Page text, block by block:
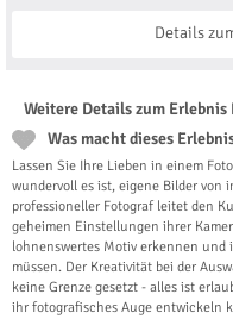
Details
Weitere Details zum
Was macht dieses
Lassen Sie Ihre Lieben in einem
wundervoll es ist, eigene Bilder von
professioneller Fotograf leitet den
geheimen Einstellungen ihrer
lohnenswertes Motiv erkennen
müssen. Der Kreativität bei der
keine Grenze gesetzt - alles ist
ihr fotografisches Auge entwickeln